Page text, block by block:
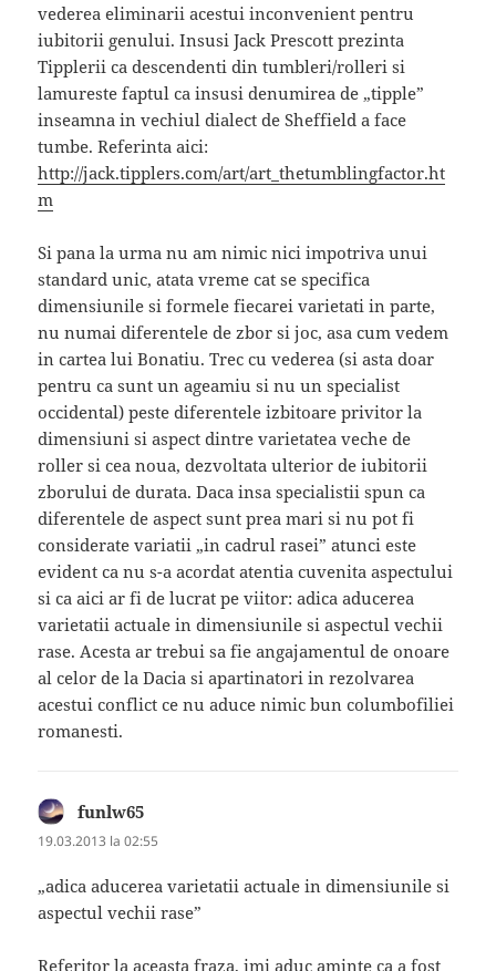
vederea eliminarii acestui inconvenient pentru
iubitorii genului. Insusi Jack Prescott prezinta
Tipplerii ca descendenti din tumbleri/rolleri si
lamureste faptul ca insusi denumirea de „tipple”
inseamna in vechiul dialect de Sheffield a face
tumbe. Referinta aici:
http://jack.tipplers.com/art/art_thetumblingfactor.ht
m
Si pana la urma nu am nimic nici impotriva unui
standard unic, atata vreme cat se specifica
dimensiunile si formele fiecarei varietati in parte,
nu numai diferentele de zbor si joc, asa cum vedem
in cartea lui Bonatiu. Trec cu vederea (si asta doar
pentru ca sunt un ageamiu si nu un specialist
occidental) peste diferentele izbitoare privitor la
dimensiuni si aspect dintre varietatea veche de
roller si cea noua, dezvoltata ulterior de iubitorii
zborului de durata. Daca insa specialistii spun ca
diferentele de aspect sunt prea mari si nu pot fi
considerate variatii „in cadrul rasei” atunci este
evident ca nu s-a acordat atentia cuvenita aspectului
si ca aici ar fi de lucrat pe viitor: adica aducerea
varietatii actuale in dimensiunile si aspectul vechii
rase. Acesta ar trebui sa fie angajamentul de onoare
al celor de la Dacia si apartinatori in rezolvarea
acestui conflict ce nu aduce nimic bun columbofiliei
romanesti.
funlw65
19.03.2013 la 02:55
„adica aducerea varietatii actuale in dimensiunile si
aspectul vechii rase”
Referitor la aceasta fraza, imi aduc aminte ca a fost